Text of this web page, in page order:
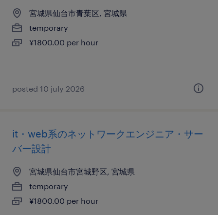
宮城県仙台市青葉区, 宮城県
temporary
¥1800.00 per hour
posted 10 july 2026
it・web系のネットワークエンジニア・サー
バー設計
宮城県仙台市宮城野区, 宮城県
temporary
¥1800.00 per hour